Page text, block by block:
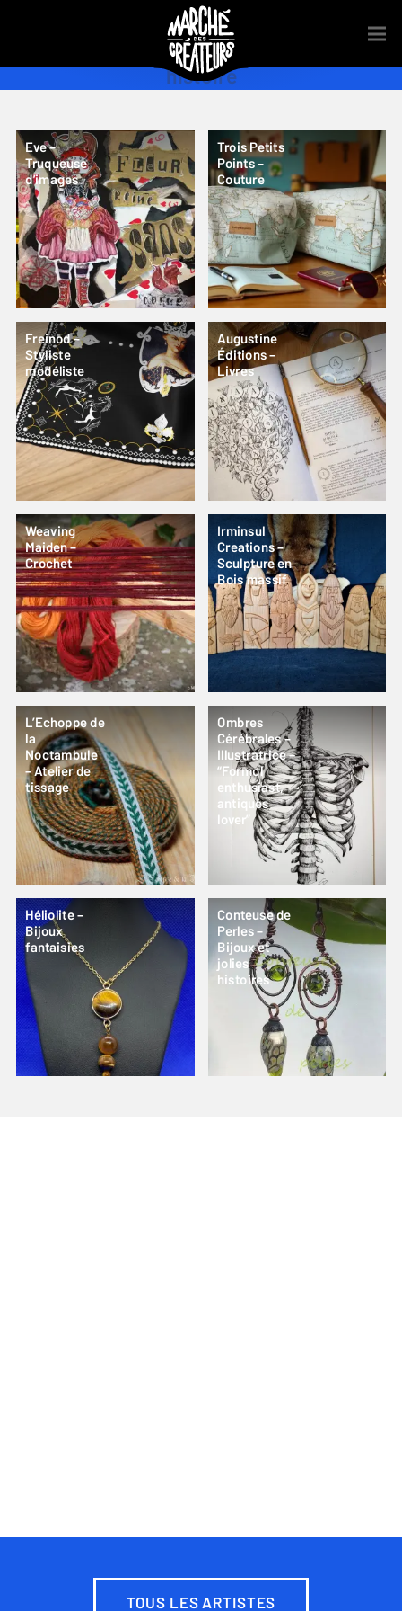
histoire
Eve –
Truqueuse
d’images
Trois Petits
Points –
Couture
Freinod –
Styliste
modéliste
Augustine
Éditions –
Livres
Weaving
Maiden –
Crochet
Irminsul
Creations –
Sculpture en
Bois massif
L’Echoppe de
la
Noctambule
– Atelier de
tissage
Ombres
Cérébrales –
Illustratrice –
“Formol
enthusiast,
antiques
lover”
Héliolite –
Bijoux
fantaisies
Conteuse de
Perles –
Bijoux et
jolies
histoires
TOUS LES ARTISTES